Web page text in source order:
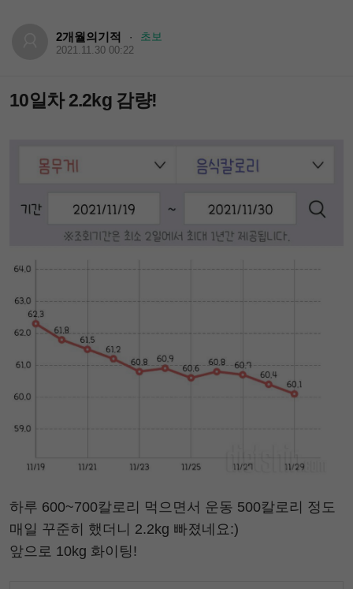
2개월의기적 · 초보
2021.11.30 00:22
10일차 2.2kg 감량!
하루 600~700칼로리 먹으면서 운동 500칼로리 정도
매일 꾸준히 했더니 2.2kg 빠졌네요:)
앞으로 10kg 화이팅!